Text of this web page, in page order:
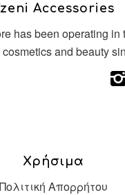
Accessories
has been operating in
and beauty
Χρήσιμα
Πολιτική Απορρήτου